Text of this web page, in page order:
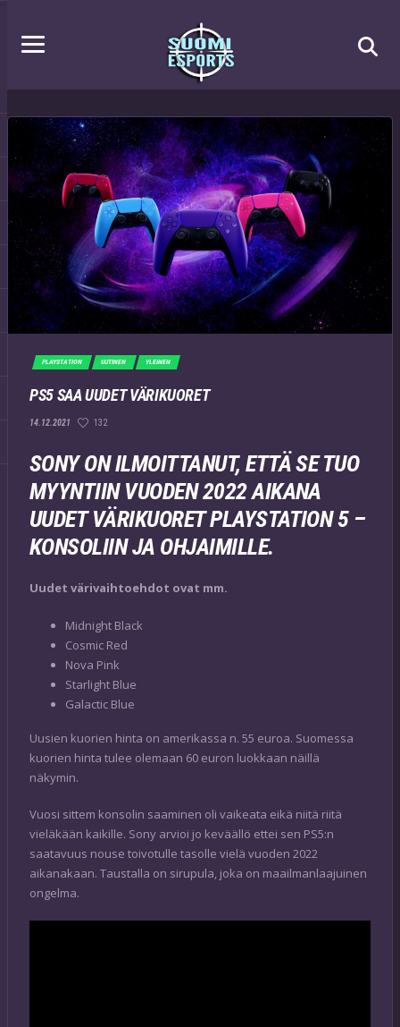
PLAYSTATION UUTINEN YLEINEN
PS5 SAA UUDET VÄRIKUORET
14.12.2021 132
SONY ON ILMOITTANUT, ETTÄ SE TUO
MYYNTIIN VUODEN 2022 AIKANA
UUDET VÄRIKUORET PLAYSTATION 5 –
KONSOLIIN JA OHJAIMILLE.
Uudet värivaihtoehdot ovat mm.
Midnight Black
Cosmic Red
Nova Pink
Starlight Blue
Galactic Blue
Uusien kuorien hinta on amerikassa n. 55 euroa. Suomessa
kuorien hinta tulee olemaan 60 euron luokkaan näillä
näkymin.
Vuosi sittem konsolin saaminen oli vaikeata eikä niitä riitä
vieläkään kaikille. Sony arvioi jo keväällö ettei sen PS5:n
saatavuus nouse toivotulle tasolle vielä vuoden 2022
aikanakaan. Taustalla on sirupula, joka on maailmanlaajuinen
ongelma.